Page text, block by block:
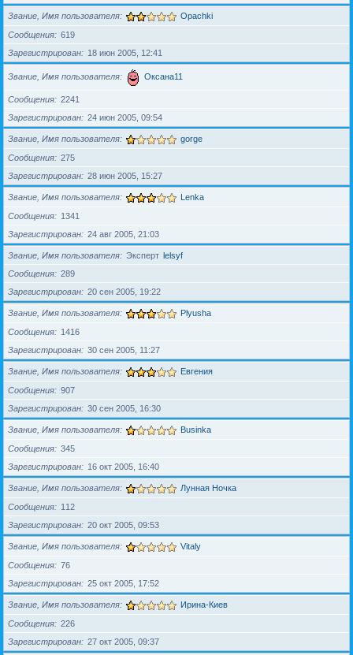
Звание, Имя пользователя Opachki
Сообщения
619
Зарегистрирован
18 июн 2005, 12:41
Звание, Имя пользователя Оксана11
Сообщения
2241
Зарегистрирован
24 июн 2005, 09:54
Звание, Имя пользователя gorge
Сообщения
275
Зарегистрирован
28 июн 2005, 15:27
Звание, Имя пользователя Lenka
Сообщения
1341
Зарегистрирован
24 авг 2005, 21:03
Звание, Имя пользователя Эксперт lelsyf
Сообщения
289
Зарегистрирован
20 сен 2005, 19:22
Звание, Имя пользователя Plyusha
Сообщения
1416
Зарегистрирован
30 сен 2005, 11:27
Звание, Имя пользователя Евгения
Сообщения
907
Зарегистрирован
30 сен 2005, 16:30
Звание, Имя пользователя Businka
Сообщения
345
Зарегистрирован
16 окт 2005, 16:40
Звание, Имя пользователя Лунная Ночка
Сообщения
112
Зарегистрирован
20 окт 2005, 09:53
Звание, Имя пользователя Vitaly
Сообщения
76
Зарегистрирован
25 окт 2005, 17:52
Звание, Имя пользователя Ирина-Киев
Сообщения
226
Зарегистрирован
27 окт 2005, 09:37